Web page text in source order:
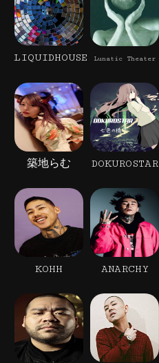
LIQUIDHOUSE Lunatic Theater
築地らむ DOKUROSTAR
KOHH ANARCHY